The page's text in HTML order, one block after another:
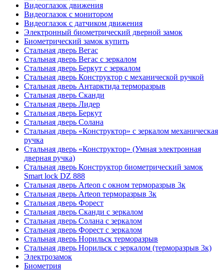
Видеоглазок движения
Видеоглазок с монитором
Видеоглазок с датчиком движения
Электронный биометрический дверной замок
Биометрический замок купить
Стальная дверь Вегас
Стальная дверь Вегас с зеркалом
Стальная дверь Беркут с зеркалом
Стальная дверь Конструктор с механической ручкой
Стальная дверь Антарктида терморазрыв
Стальная дверь Сканди
Стальная дверь Лидер
Стальная дверь Беркут
Стальная дверь Солана
Стальная дверь «Конструктор» с зеркалом механическая
ручка
Стальная дверь «Конструктор» (Умная электронная
дверная ручка)
Стальная дверь Конструктор биометрический замок
Smart lock DZ 888
Стальная дверь Arteon с окном терморазрыв 3к
Стальная дверь Arteon терморазрыв 3к
Стальная дверь Форест
Стальная дверь Сканди с зеркалом
Стальная дверь Солана с зеркалом
Стальная дверь Форест с зеркалом
Стальная дверь Норильск терморазрыв
Стальная дверь Норильск с зеркалом (терморазрыв 3к)
Электрозамок
Биометрия